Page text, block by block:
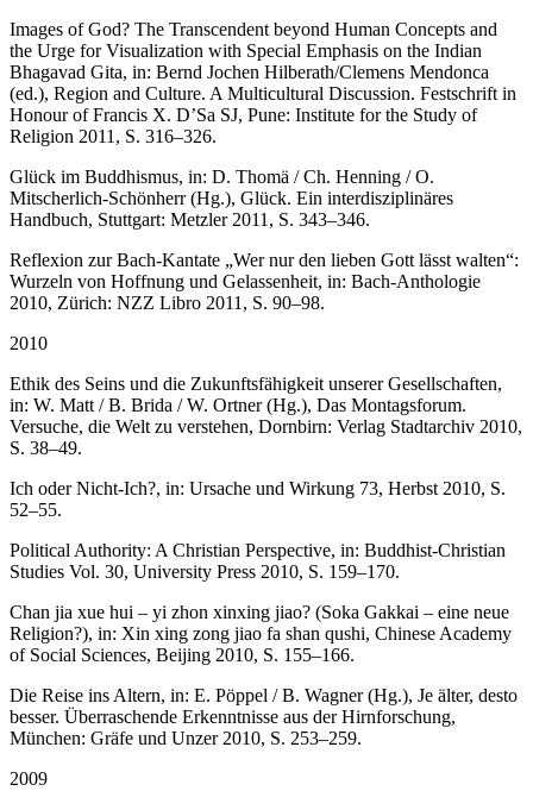
Images of God? The Transcendent beyond Human Concepts and
the Urge for Visualization with Special Emphasis on the Indian
Bhagavad Gita, in: Bernd Jochen Hilberath/Clemens Mendonca
(ed.), Region and Culture. A Multicultural Discussion. Festschrift in
Honour of Francis X. D’Sa SJ, Pune: Institute for the Study of
Religion 2011, S. 316–326.
Glück im Buddhismus, in: D. Thomä / Ch. Henning / O.
Mitscherlich-Schönherr (Hg.), Glück. Ein interdisziplinäres
Handbuch, Stuttgart: Metzler 2011, S. 343–346.
Reflexion zur Bach-Kantate „Wer nur den lieben Gott lässt walten“:
Wurzeln von Hoffnung und Gelassenheit, in: Bach-Anthologie
2010, Zürich: NZZ Libro 2011, S. 90–98.
2010
Ethik des Seins und die Zukunftsfähigkeit unserer Gesellschaften,
in: W. Matt / B. Brida / W. Ortner (Hg.), Das Montagsforum.
Versuche, die Welt zu verstehen, Dornbirn: Verlag Stadtarchiv 2010,
S. 38–49.
Ich oder Nicht-Ich?, in: Ursache und Wirkung 73, Herbst 2010, S.
52–55.
Political Authority: A Christian Perspective, in: Buddhist-Christian
Studies Vol. 30, University Press 2010, S. 159–170.
Chan jia xue hui – yi zhon xinxing jiao? (Soka Gakkai – eine neue
Religion?), in: Xin xing zong jiao fa shan qushi, Chinese Academy
of Social Sciences, Beijing 2010, S. 155–166.
Die Reise ins Altern, in: E. Pöppel / B. Wagner (Hg.), Je älter, desto
besser. Überraschende Erkenntnisse aus der Hirnforschung,
München: Gräfe und Unzer 2010, S. 253–259.
2009